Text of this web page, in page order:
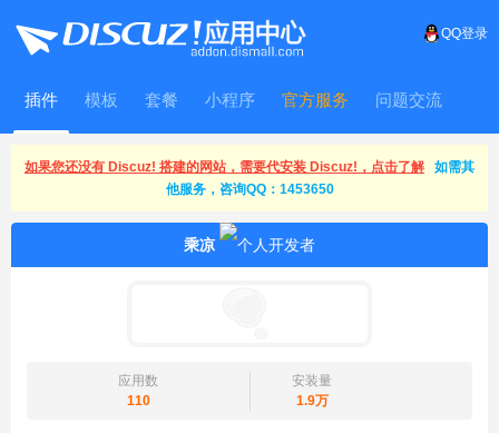
QQ登录
插件 模板 套餐 小程序 官方服务 问题交流
WitFrame
如果您还没有 Discuz! 搭建的网站，需要代安装 Discuz!，点击了解
如需其
他服务，咨询QQ：1453650
乘凉
应用数
110
安装量
1.9万